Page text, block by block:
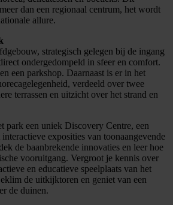
dan een regionaal centrum, het wordt
allure.
strategisch gelegen bij de ingang
ondergedompeld in sfeer en comfort.
een parkshop. Daarnaast is er in het
verdeeld over twee
terrassen en uitzicht over het strand en
park een uniek Discovery Centre, een
exposities van toonaangevende
de baanbrekende innovaties en leer hoe
vooruitgang. Vergroot je kennis over
en educatieve speelplaats van het
de uitkijktoren en geniet van een
de duinen.